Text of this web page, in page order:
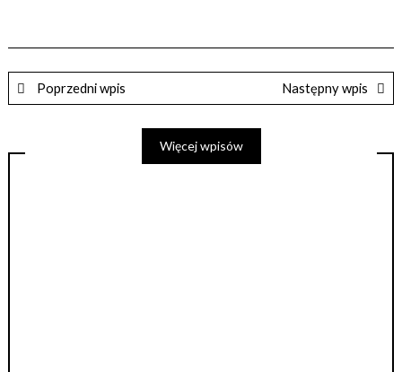
Poprzedni wpis Następny wpis
Więcej wpisów